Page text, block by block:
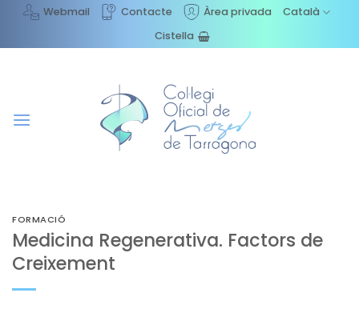
content
Webmail Contacte Àrea privada
Català
Cistella
FORMACIÓ
Medicina Regenerativa. Factors de
Creixement